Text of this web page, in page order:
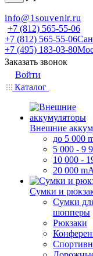
info@1souvenir.ru
+7 (812) 565-55-06
+7 (812) 565-55-06
+7 (495) 183-03-80
Заказать звонок
Войти
Каталог
Внешние
до 5 000
5 000 - 9
10 000 -
20 000
Сумки и
Сумки
шопперы
Рюкзаки